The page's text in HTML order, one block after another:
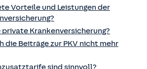
Vorteile und Leistungen der
Kranken­versicherung?
die Beiträge zur PKV nicht mehr
sind sinnvoll?